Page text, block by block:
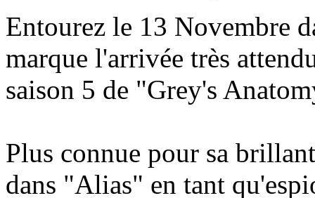
Entourez le 13 Novembre
marque l'arrivée très
saison 5 de "Grey's
Plus connue pour sa
dans "Alias" en tant